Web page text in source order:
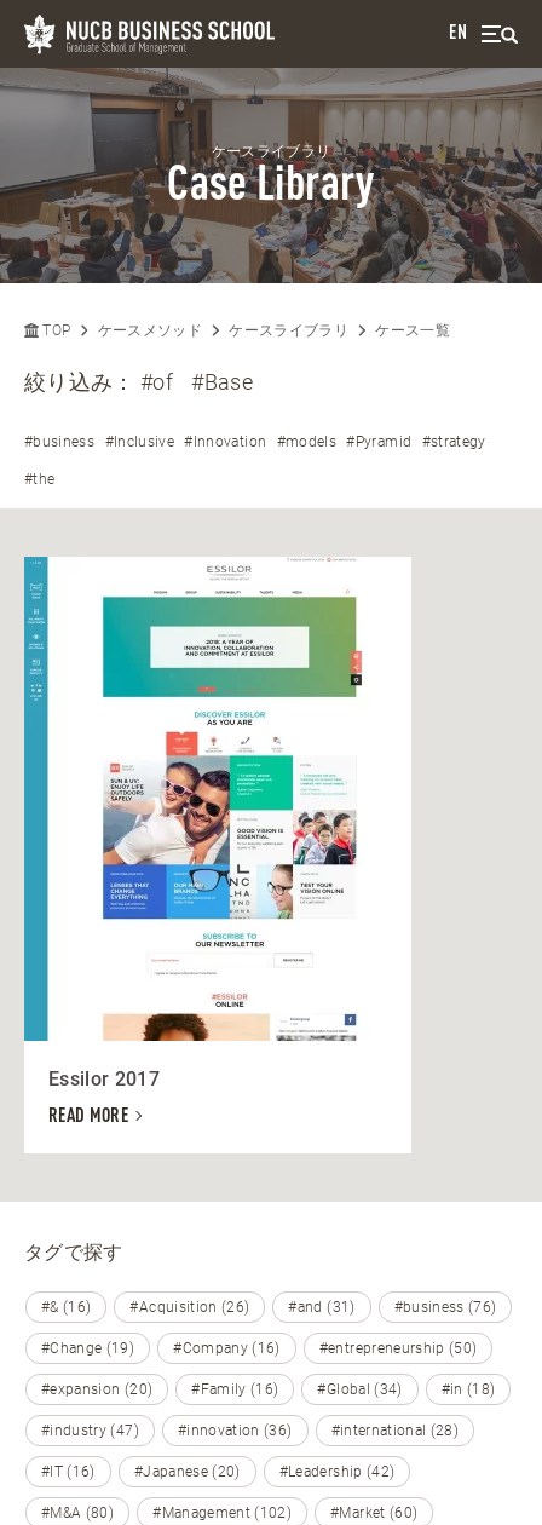
EN
ケースライブラリ
Case Library
TOP ケースメソッド ケースライブラリ ケース一覧
絞り込み：#of #Base
#business #Inclusive #Innovation #models #Pyramid #strategy
#the
Essilor 2017
READ MORE
タグで探す
#& (16) #Acquisition (26) #and (31) #business (76)
#Change (19) #Company (16) #entrepreneurship (50)
#expansion (20) #Family (16) #Global (34) #in (18)
#industry (47) #innovation (36) #international (28)
#IT (16) #Japanese (20) #Leadership (42)
#M&A (80) #Management (102) #Market (60)